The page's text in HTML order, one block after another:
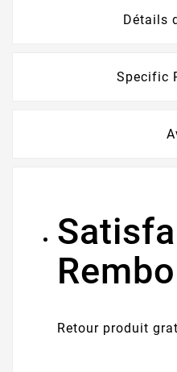
Détails
Specific
Retour produit